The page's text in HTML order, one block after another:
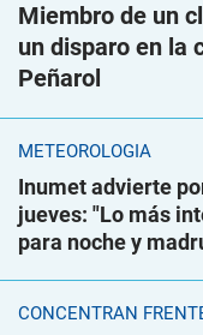
Miembro de un
un disparo en la
Peñarol
METEOROLOGÍA
Inumet advierte
jueves: "Lo más
para noche y
CONCENTRAN